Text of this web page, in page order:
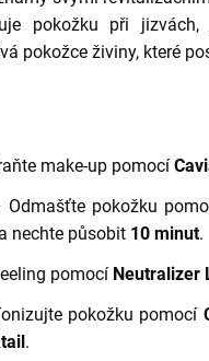
pokožku při
pokožce živiny, které
make-up pomocí
Odmašťte pokožku
a nechte působit 10 minut.
pomocí Neutralizer
pokožku pomocí
.